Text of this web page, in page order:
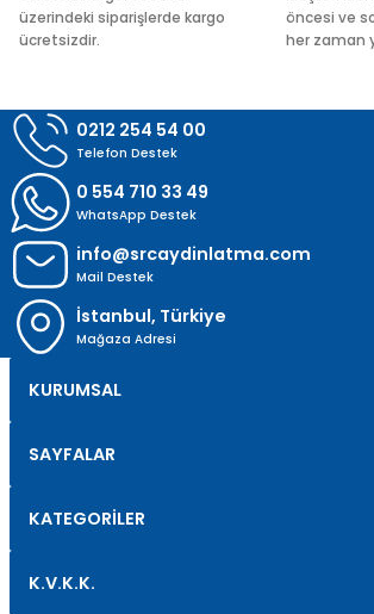
üzerindeki siparişlerde kargo
ücretsizdir.
öncesi ve
her zaman
0212 254 54 00
Telefon Destek
0 554 710 33 49
WhatsApp Destek
info@srcaydinlatma.com
Mail Destek
İstanbul, Türkiye
Mağaza Adresi
KURUMSAL
SAYFALAR
KATEGORİLER
K.V.K.K.